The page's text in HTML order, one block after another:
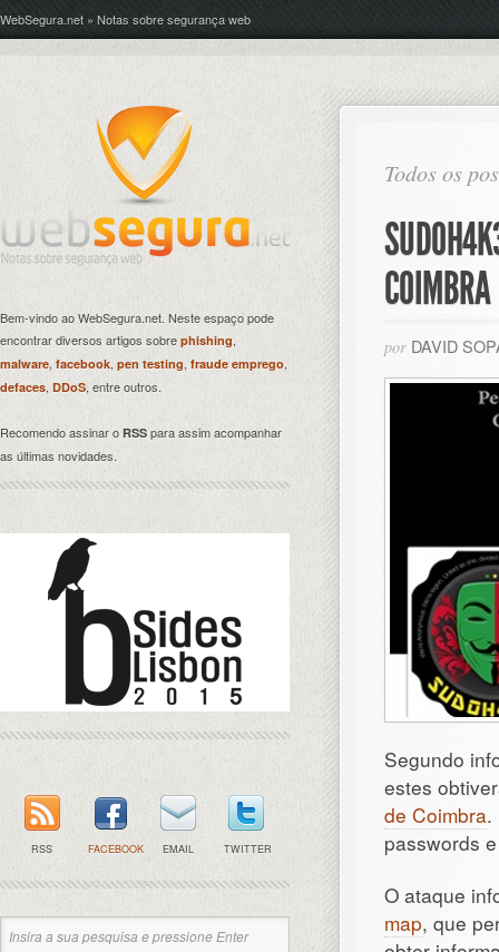
WebSegura.net » Notas sobre segurança web
Todos os
COIMBRA
por DAVID
Segundo
estes
de Coimbra.
passwords
O ataque
map, que
Bem-vindo ao WebSegura.net. Neste espaço pode
encontrar diversos artigos sobre phishing,
malware, facebook, pen testing fraude emprego,
defaces, DDoS, entre outros.
Recomendo assinar o RSS para assim acompanhar
as últimas novidades.
RSS FACEBOOK EMAIL TWITTER